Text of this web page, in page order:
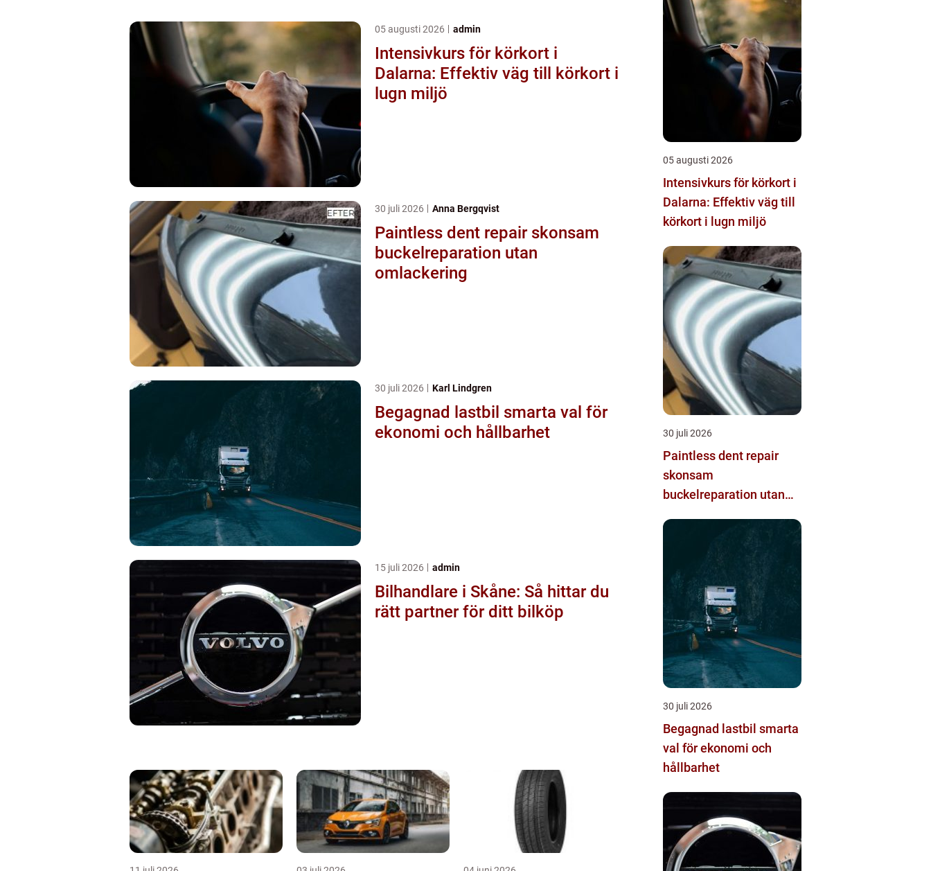
05 augusti 2026 admin
Intensivkurs för körkort i
Dalarna: Effektiv väg till körkort i
lugn miljö
30 juli 2026 Anna Bergqvist
Paintless dent repair skonsam
buckelreparation utan
omlackering
30 juli 2026 Karl Lindgren
Begagnad lastbil smarta val för
ekonomi och hållbarhet
15 juli 2026 admin
Bilhandlare i Skåne: Så hittar du
rätt partner för ditt bilköp
05 augusti 2026
Intensivkurs för körkort i
Dalarna: Effektiv väg till
körkort i lugn miljö
30 juli 2026
Paintless dent repair
skonsam
buckelreparation utan
30 juli 2026
Begagnad lastbil smarta
val för ekonomi och
hållbarhet